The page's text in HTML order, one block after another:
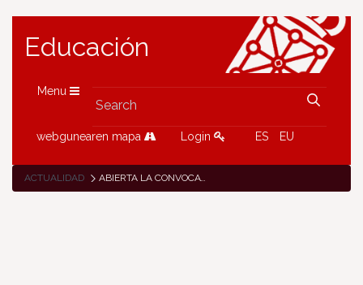
Educación
Menu
webgunearen mapa Login ES EU
ACTUALIDAD ABIERTA LA CONVOCATORIA ERASMUS+ KA122-ADU PARA PROYECTOS DE CORTA DURACIÓN DE MOVILIDAD DE ESTUDIANTES Y PERSONAL DE EDUCACIÓN DE PERSONAS ADULTAS